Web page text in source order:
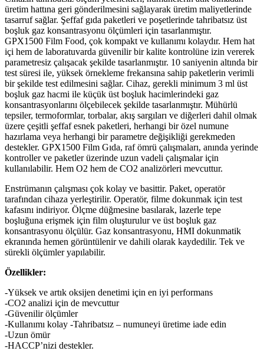
üretim hattına geri gönderilmesini sağlayarak üretim maliyetlerinde
tasarruf sağlar. Şeffaf gıda paketleri ve poşetlerinde tahribatsız üst
boşluk gaz konsantrasyonu ölçümleri için tasarlanmıştır.
GPX1500 Film Food, çok kompakt ve kullanımı kolaydır. Hem hat
içi hem de laboratuvarda güvenilir bir kalite kontrolüne izin vererek
parametresiz çalışacak şekilde tasarlanmıştır. 10 saniyenin altında bir
test süresi ile, yüksek örnekleme frekansına sahip paketlerin verimli
bir şekilde test edilmesini sağlar. Cihaz, gerekli minimum 3 ml üst
boşluk gaz hacmi ile küçük üst boşluk hacimlerindeki gaz
konsantrasyonlarını ölçebilecek şekilde tasarlanmıştır. Mühürlü
tepsiler, termoformlar, torbalar, akış sargıları ve diğerleri dahil olmak
üzere çeşitli şeffaf esnek paketleri, herhangi bir özel numune
hazırlama veya herhangi bir parametre değişikliği gerekmeden
destekler. GPX1500 Film Gıda, raf ömrü çalışmaları, anında yerinde
kontroller ve paketler üzerinde uzun vadeli çalışmalar için
kullanılabilir. Hem O2 hem de CO2 analizörleri mevcuttur.
Enstrümanın çalışması çok kolay ve basittir. Paket, operatör
tarafından cihaza yerleştirilir. Operatör, filme dokunmak için test
kafasını indiriyor. Ölçme düğmesine basılarak, lazerle tepe
boşluğuna erişmek için film oluşturulur ve üst boşluk gaz
konsantrasyonu ölçülür. Gaz konsantrasyonu, HMI dokunmatik
ekranında hemen görüntülenir ve dahili olarak kaydedilir. Tek ve
sürekli ölçümler yapılabilir.
Özellikler:
-Yüksek ve artık oksijen denetimi için en iyi performans
-CO2 analizi için de mevcuttur
-Güvenilir ölçümler
-Kullanımı kolay -Tahribatsız – numuneyi üretime iade edin
-Uzun ömür
-HACCP’nizi destekler.